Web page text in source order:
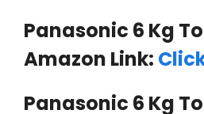
Panasonic 6 Kg
Amazon Link:
Panasonic 6 Kg